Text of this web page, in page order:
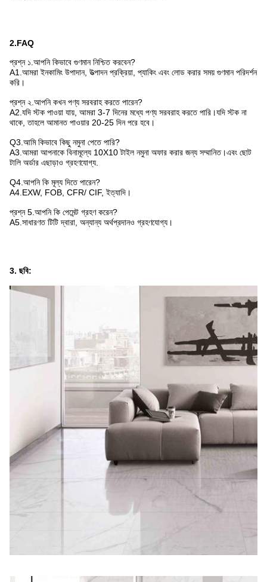
2.FAQ
প্রশ্ন ১.আপনি কিভাবে গুণমান নিশ্চিত করবেন?
A1.আমরা ইনকামিং উপাদান, উত্পাদন প্রক্রিয়া, প্যাকিং এবং লোড করার সময় গুণমান পরিদর্শন
করি।
প্রশ্ন ২.আপনি কখন পণ্য সরবরাহ করতে পারেন?
A2.যদি স্টক পাওয়া যায়, আমরা 3-7 দিনের মধ্যে পণ্য সরবরাহ করতে পারি।যদি স্টক না
থাকে, তাহলে আমানত পাওয়ার 20-25 দিন পরে হবে।
Q3.আমি কিভাবে কিছু নমুনা পেতে পারি?
A3.আমরা আপনাকে বিনামূল্যে 10X10 টাইল নমুনা অফার করার জন্য সম্মানিত।এবং ছোট
টালি অর্ডার এছাড়াও গ্রহণযোগ্য.
Q4.আপনি কি মূল্য দিতে পারেন?
A4.EXW, FOB, CFR/ CIF, ইত্যাদি।
প্রশ্ন 5.আপনি কি পেমেন্ট গ্রহণ করেন?
A5.সাধারণত টিটি দ্বারা, অন্যান্য অর্থপ্রদানও গ্রহণযোগ্য।
3. ছবি: